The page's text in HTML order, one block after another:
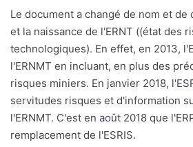
Le document a changé de nom et
et la naissance de l'ERNT ((état des
technologiques). En effet, en 2013,
l'ERNMT en incluant, en plus des
risques miniers. En janvier 2018,
servitudes risques et d'information
l'ERNMT. C'est en août 2018 que
remplacement de l'ESRIS.